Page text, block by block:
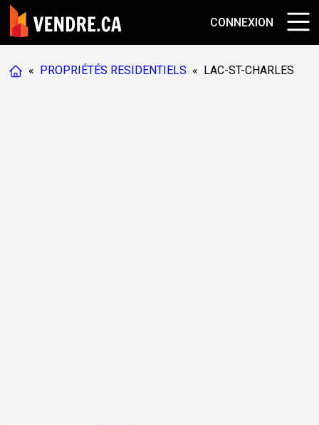
CONNEXION
« PROPRIÉTÉS RESIDENTIELS « LAC-ST-CHARLES